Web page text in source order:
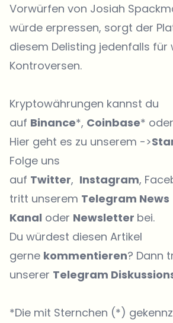
Vorwürfen von Josiah
würde erpressen, sorgt der
diesem Delisting jedenfalls für
Kontroversen.
Kryptowährungen kannst du
auf Binance*, Coinbase* oder
Hier geht es zu unserem ->
Folge uns
auf Twitter, Instagram,
tritt unserem Telegram News
Kanal oder Newsletter bei.
Du würdest diesen Artikel
gerne kommentieren? Dann
unserer Telegram
*Die mit Sternchen (*)